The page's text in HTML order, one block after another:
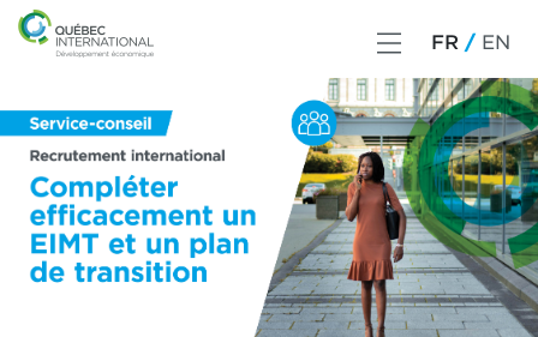
FR EN